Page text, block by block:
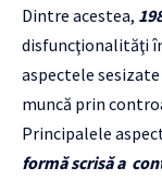
Dintre acestea,
disfuncţionalităţi
aspectele
muncă prin
Principalele
formă scrisă a